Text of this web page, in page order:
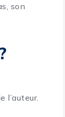
son
l’auteur.